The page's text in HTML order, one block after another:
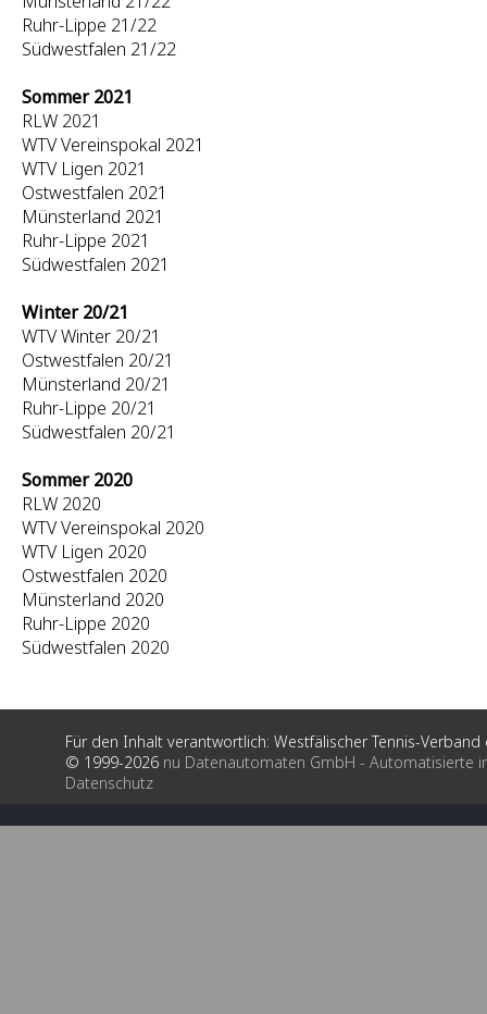
Ruhr-Lippe 21/22
Südwestfalen 21/22
Sommer 2021
RLW 2021
WTV Vereinspokal 2021
WTV Ligen 2021
Ostwestfalen 2021
Münsterland 2021
Ruhr-Lippe 2021
Südwestfalen 2021
Winter 20/21
WTV Winter 20/21
Ostwestfalen 20/21
Münsterland 20/21
Ruhr-Lippe 20/21
Südwestfalen 20/21
Sommer 2020
RLW 2020
WTV Vereinspokal 2020
WTV Ligen 2020
Ostwestfalen 2020
Münsterland 2020
Ruhr-Lippe 2020
Südwestfalen 2020
Für den Inhalt verantwortlich: Westfälischer Tennis-Verband
© 1999-2026 nu Datenautomaten GmbH - Automatisierte
Datenschutz